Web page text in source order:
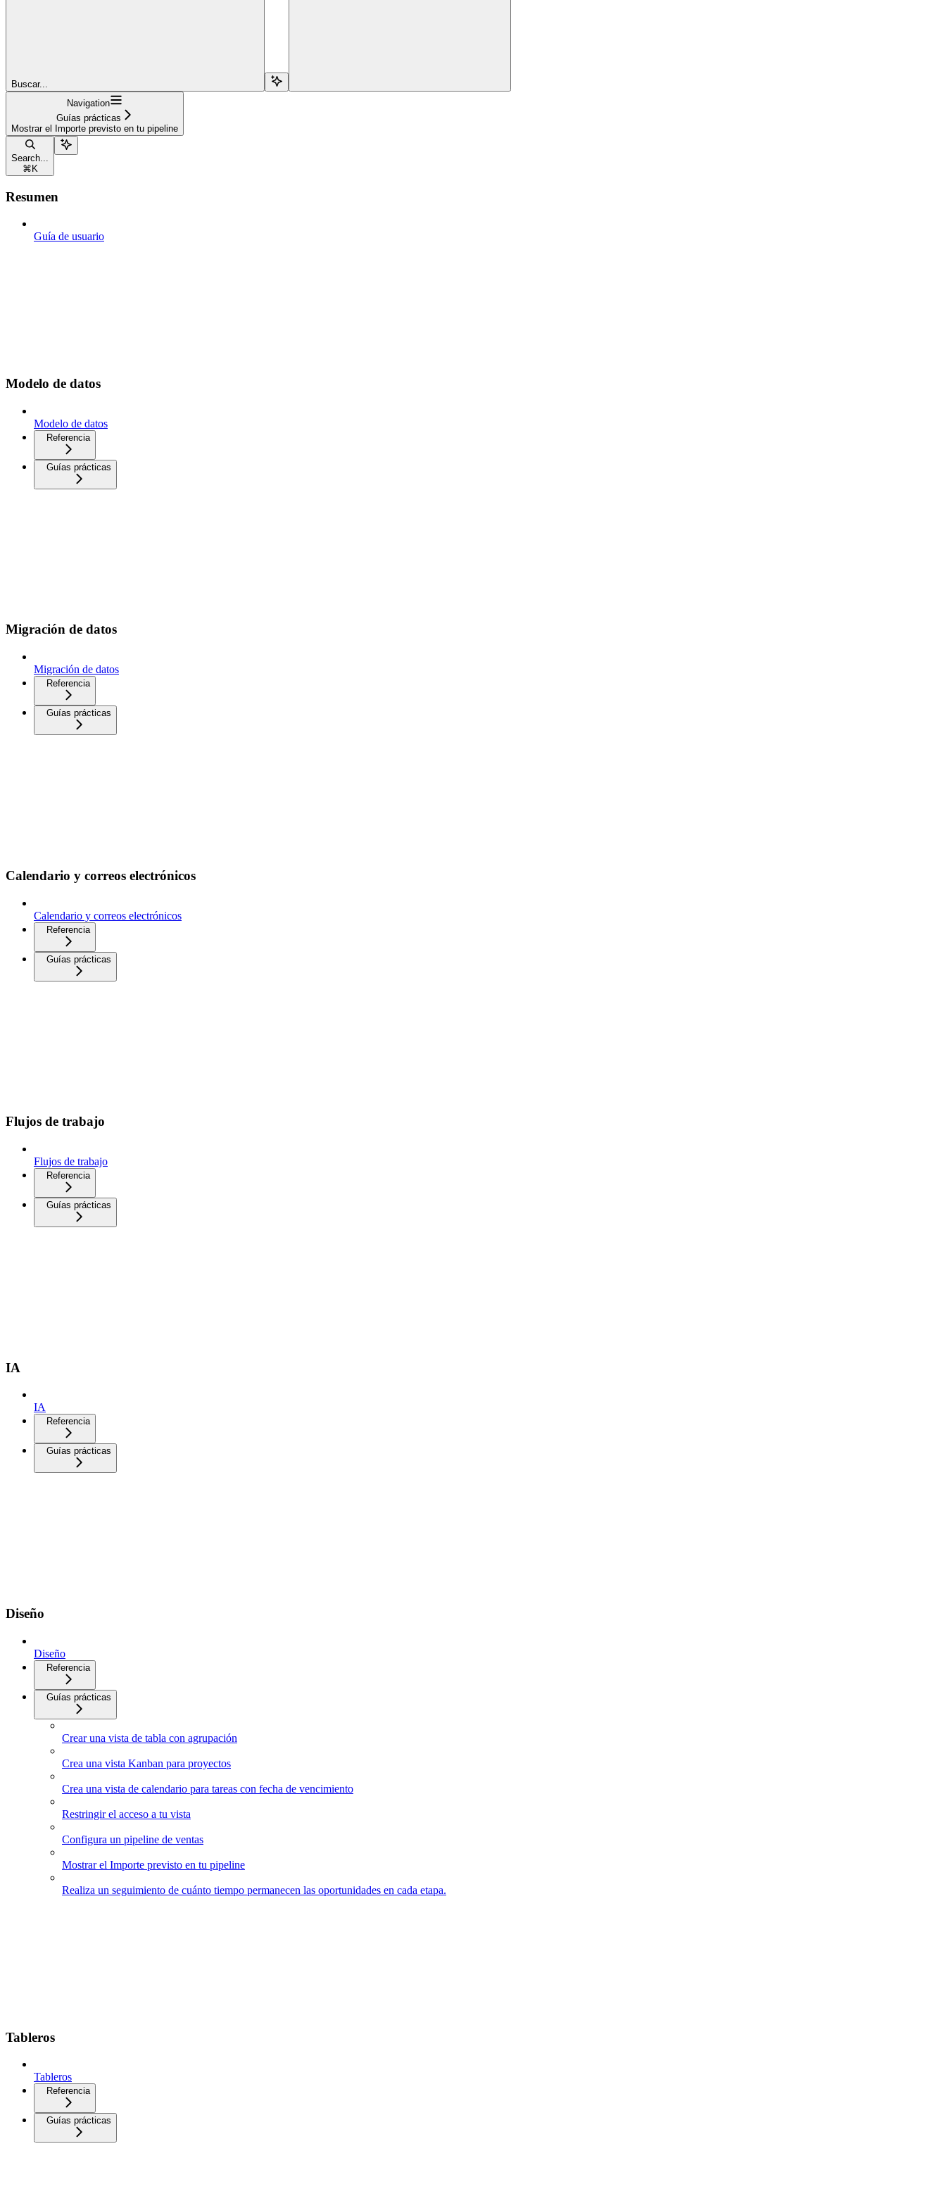
Buscar...
Navigation
Guías prácticas
Mostrar el Importe previsto en tu pipeline
Search...
⌘ K
Resumen
Guía de usuario
Modelo de datos
Modelo de datos
Referencia
Guías prácticas
Migración de datos
Migración de datos
Referencia
Guías prácticas
Calendario y correos electrónicos
Calendario y correos electrónicos
Referencia
Guías prácticas
Flujos de trabajo
Flujos de trabajo
Referencia
Guías prácticas
IA
IA
Referencia
Guías prácticas
Diseño
Diseño
Referencia
Guías prácticas
Crear una vista de tabla con agrupación
Crea una vista Kanban para proyectos
Crea una vista de calendario para tareas con fecha de vencimiento
Restringir el acceso a tu vista
Configura un pipeline de ventas
Mostrar el Importe previsto en tu pipeline
Realiza un seguimiento de cuánto tiempo permanecen las oportunidades en cada etapa.
Tableros
Tableros
Referencia
Guías prácticas